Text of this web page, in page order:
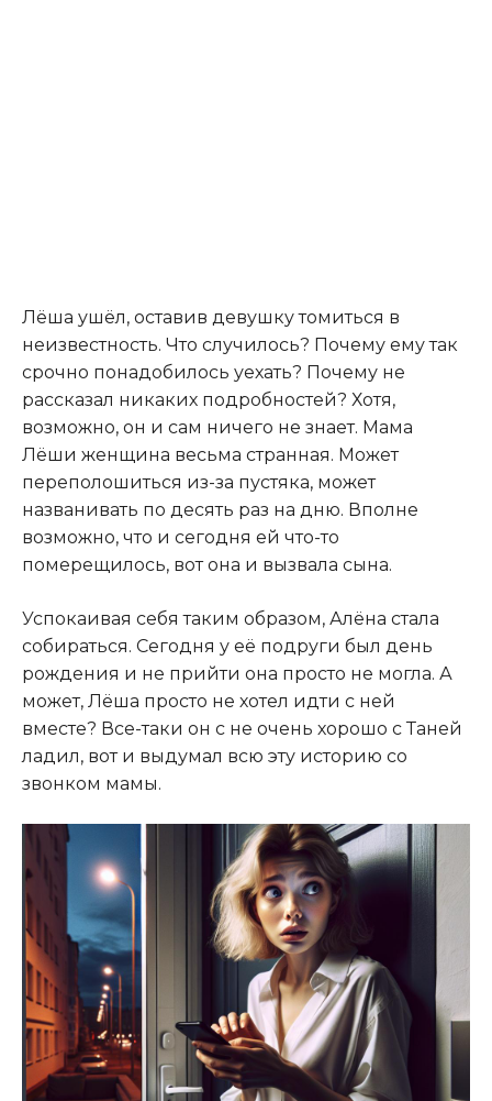
Лёша ушёл, оставив девушку томиться в
неизвестность. Что случилось? Почему ему так
срочно понадобилось уехать? Почему не
рассказал никаких подробностей? Хотя,
возможно, он и сам ничего не знает. Мама
Лёши женщина весьма странная. Может
переполошиться из-за пустяка, может
названивать по десять раз на дню. Вполне
возможно, что и сегодня ей что-то
померещилось, вот она и вызвала сына.
Успокаивая себя таким образом, Алёна стала
собираться. Сегодня у её подруги был день
рождения и не прийти она просто не могла. А
может, Лёша просто не хотел идти с ней
вместе? Все-таки он с не очень хорошо с Таней
ладил, вот и выдумал всю эту историю со
звонком мамы.